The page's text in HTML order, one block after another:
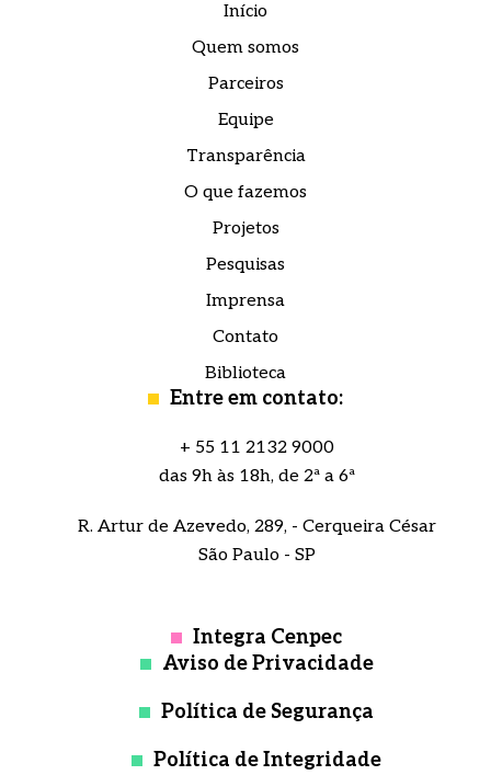
Início
Quem somos
Parceiros
Equipe
Transparência
O que fazemos
Projetos
Pesquisas
Imprensa
Contato
Biblioteca
Entre em contato:
+ 55 11 2132 9000
das 9h às 18h, de 2ª a 6ª
R. Artur de Azevedo, 289, - Cerqueira César
São Paulo - SP
Integra Cenpec
Aviso de Privacidade
Política de Segurança
Política de Integridade